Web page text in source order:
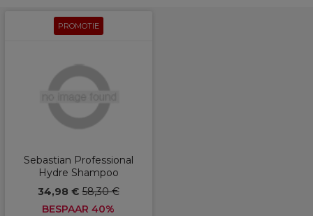
PROMOTIE
Sebastian Professional
Hydre Shampoo
34,98 €58,30 €
BESPAAR 40%